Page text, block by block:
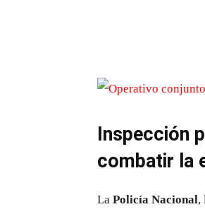
Inspección
combatir la
La Policía Nacional,